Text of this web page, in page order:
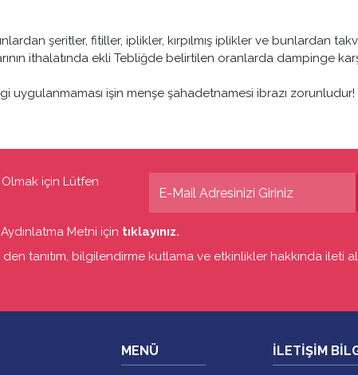
şeritler, fitiller, iplikler, kırpılmış iplikler ve bunlardan
ithalatında ekli Tebliğde belirtilen oranlarda dampinge
uygulanmaması işin menşe şahadetnamesi ibrazı zorunludur!
için Lütfen
Metni için tıklayınız.
tanıtım, bilgilendirme kutlama ve etkinlikler hakkında ileti
MENÜ İLETİŞİM